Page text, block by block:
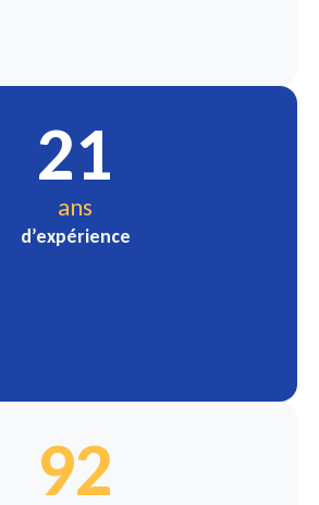
ans
21
d’expérience
92